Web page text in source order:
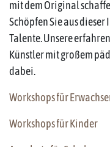
mit dem Original
Schöpfen Sie aus
Talente. Unsere
Künstler mit großem
dabei.
Workshops für
Workshops für Kinder